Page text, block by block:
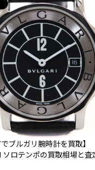
でブルガリ腕時計を買取】
ソロテンポの買取相場と査